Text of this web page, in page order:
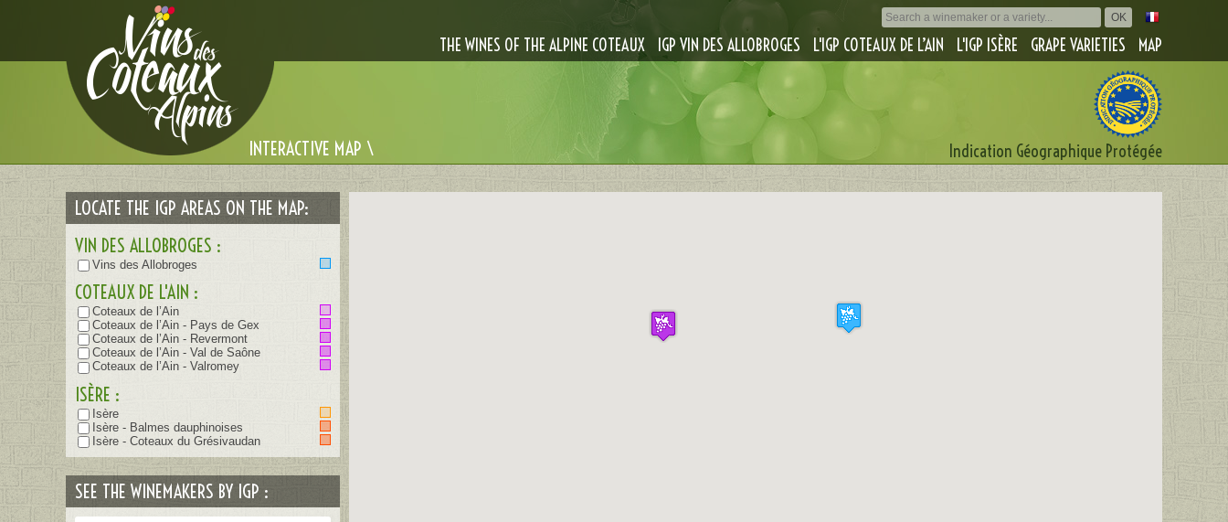
THE WINES OF THE ALPINE COTEAUX IGP VIN DES ALLOBROGES L'IGP COTEAUX DE L’AIN L'IGP ISÈRE GRAPE VARIETIES MAP
INTERACTIVE MAP \ Indication Géographique Protégée
LOCATE THE IGP AREAS ON THE MAP:
VIN DES ALLOBROGES :
Vins des Allobroges
COTEAUX DE L'AIN :
Coteaux de l’Ain
Coteaux de l’Ain - Pays de Gex
Coteaux de l’Ain - Revermont
Coteaux de l’Ain - Val de Saône
Coteaux de l’Ain - Valromey
ISÈRE :
Isère
Isère - Balmes dauphinoises
Isère - Coteaux du Grésivaudan
SEE THE WINEMAKERS BY IGP :